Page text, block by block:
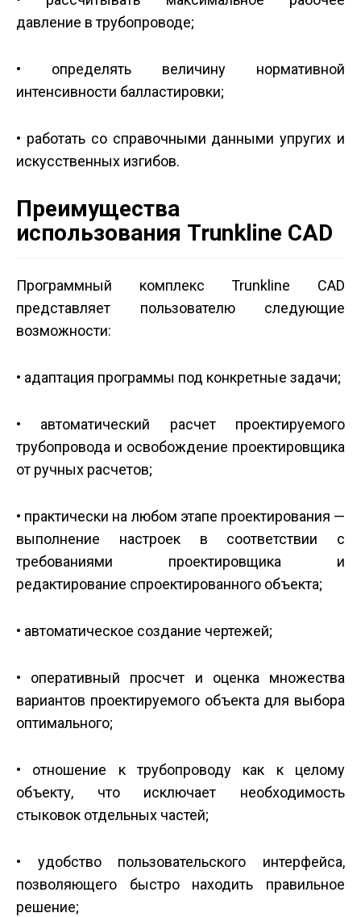
давление в трубопроводе;
• определять величину нормативной
интенсивности балластировки;
• работать со справочными данными упругих и
искусственных изгибов.
Преимущества
использования Trunkline CAD
Программный комплекс Trunkline CAD
представляет пользователю следующие
возможности:
• адаптация программы под конкретные задачи;
• автоматический расчет проектируемого
трубопровода и освобождение проектировщика
от ручных расчетов;
• практически на любом этапе проектирования —
выполнение настроек в соответствии с
требованиями проектировщика и
редактирование спроектированного объекта;
• автоматическое создание чертежей;
• оперативный просчет и оценка множества
вариантов проектируемого объекта для выбора
оптимального;
• отношение к трубопроводу как к целому
объекту, что исключает необходимость
стыковок отдельных частей;
• удобство пользовательского интерфейса,
позволяющего быстро находить правильное
решение;